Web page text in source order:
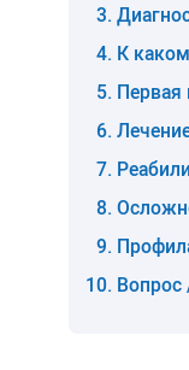
К
Вопрос